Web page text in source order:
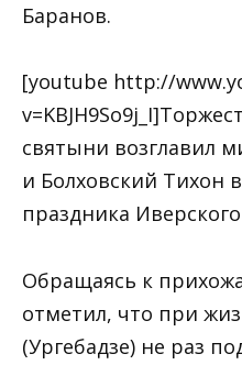
Баранов.
[youtube http://
святыни возглавил
и Болховский Тихон
праздника
Обращаясь к
отметил, что при
(Ургебадзе) не раз